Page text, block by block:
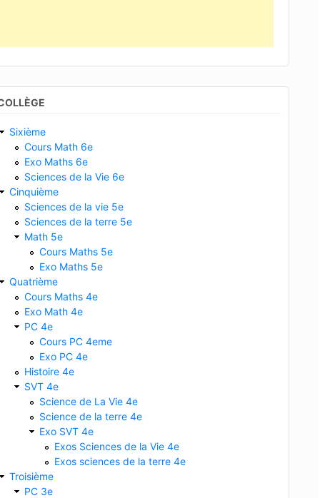
Sixième
Cours Math 6e
Exo Maths 6e
Sciences de la Vie 6e
Cinquième
Sciences de la vie 5e
Sciences de la terre 5e
Math 5e
Cours Maths 5e
Exo Maths 5e
Quatrième
Cours Maths 4e
Exo Math 4e
PC 4e
Cours PC 4eme
Exo PC 4e
Histoire 4e
SVT 4e
Science de La Vie 4e
Science de la terre 4e
Exo SVT 4e
Exos Sciences de la Vie 4e
Exos sciences de la terre 4e
Troisième
PC 3e